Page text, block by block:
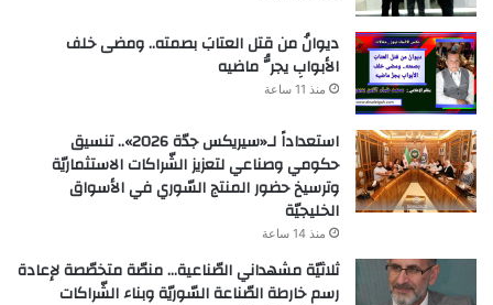
ديوانُ من قتل العتابَ بصمته.. ومضى خلف
الأبوابِ يجرُّ ماضيه
منذ 11 ساعة
استعداداً لـ«سيريكس جدّة 2026».. تنسيق
حكومي وصناعي لتعزيز الشّراكات الاستثماريّة
وترسيخ حضور المنتج السّوري في الأسواق
الخليجيّة
منذ 14 ساعة
ثلاثيّة مشهداني الصّناعية… منصّة متخصّصة لإعادة
رسم خارطة الصّناعة السّوريّة وبناء الشّراكات